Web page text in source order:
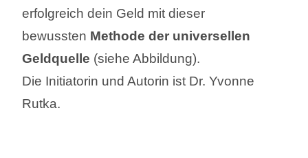
erfolgreich dein Geld mit dieser
bewussten Methode der universellen
Geldquelle (siehe Abbildung).
Die Initiatorin und Autorin ist Dr. Yvonne
Rutka.